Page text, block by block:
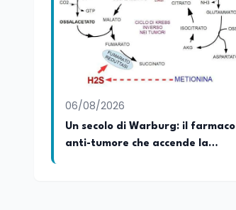
06/08/2026
Un secolo di Warburg: il farmaco
anti-tumore che accende la